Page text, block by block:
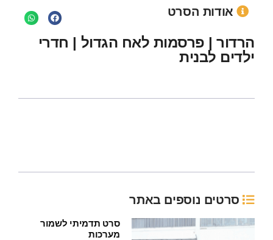
אודות הסרט
הרדור | פרסמות לאח הגדול | חדרי
ילדים לבנית
סרטים נוספים באתר
סרט תדמיתי לשמור
מערכות